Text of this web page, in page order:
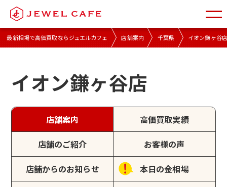
最新相場で高価買取ならジュエルカフェ 店舗案内 千葉県 イオン鎌ヶ谷店
イオン鎌ヶ谷店
店舗案内 高価買取実績
店舗のご紹介 お客様の声
店舗からのお知らせ 本日の金相場